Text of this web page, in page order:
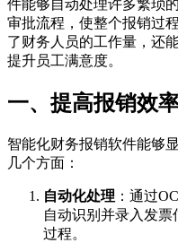
件能够自动处理许多繁琐
审批流程，使整个报销过
了财务人员的工作量，还
提升员工满意度。
一、提高报销效
智能化财务报销软件能够
几个方面：
自动化处理 ：通过
自动识别并录入发
过程。